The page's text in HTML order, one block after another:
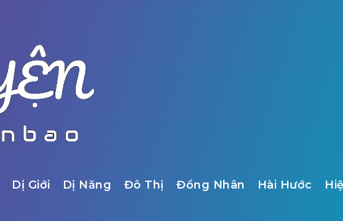
Dị Giới Dị Năng Đô Thị Đồng Nhân Hài Hước